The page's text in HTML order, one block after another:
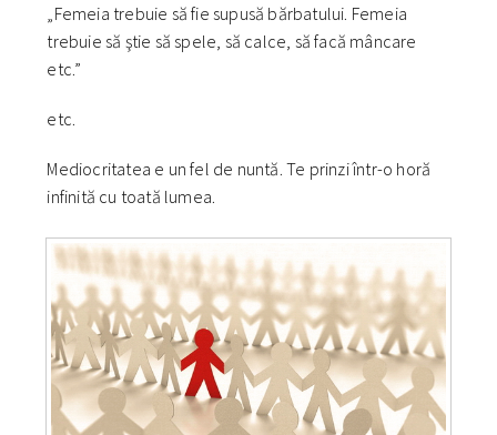
„Femeia trebuie să fie supusă bărbatului. Femeia
trebuie să ştie să spele, să calce, să facă mâncare
etc.”
etc.
Mediocritatea e un fel de nuntă. Te prinzi într-o horă
infinită cu toată lumea.